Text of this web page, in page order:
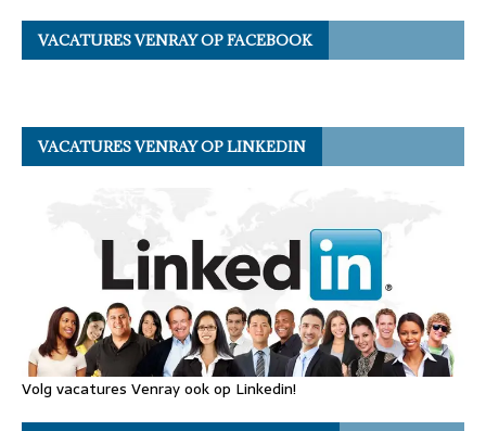
VACATURES VENRAY OP FACEBOOK
VACATURES VENRAY OP LINKEDIN
Volg vacatures Venray ook op Linkedin!